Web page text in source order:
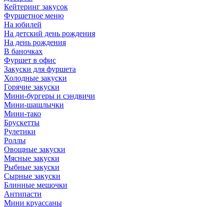
Кейтеринг закусок
Фуршетное меню
На юбилей
На детский день рождения
На день рождения
В баночках
Фуршет в офис
Закуски для фуршета
Холодные закуски
Горячие закуски
Мини-бургеры и сэндвичи
Мини-шашлычки
Мини-тако
Брускетты
Рулетики
Роллы
Овощные закуски
Мясные закуски
Рыбные закуски
Сырные закуски
Блинные мешочки
Антипасти
Мини круассаны